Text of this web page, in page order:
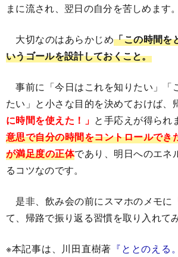
まに流され、翌日の自分を苦しめます。
大切なのはあらかじめ「この時間を
いうゴールを設計しておくこと。
事前に「今日はこれを知りたい」「
たい」と小さな目的を決めておけば、
に時間を使えた！」 と手応えが得られ
意思で自分の時間をコントロールでき
が満足度の正体であり、明日へのエネ
るコツなのです。
是非、飲み会の前にスマホのメモに
て、帰路で振り返る習慣を取り入れて
※本記事は、川田直樹著 『ととのえ